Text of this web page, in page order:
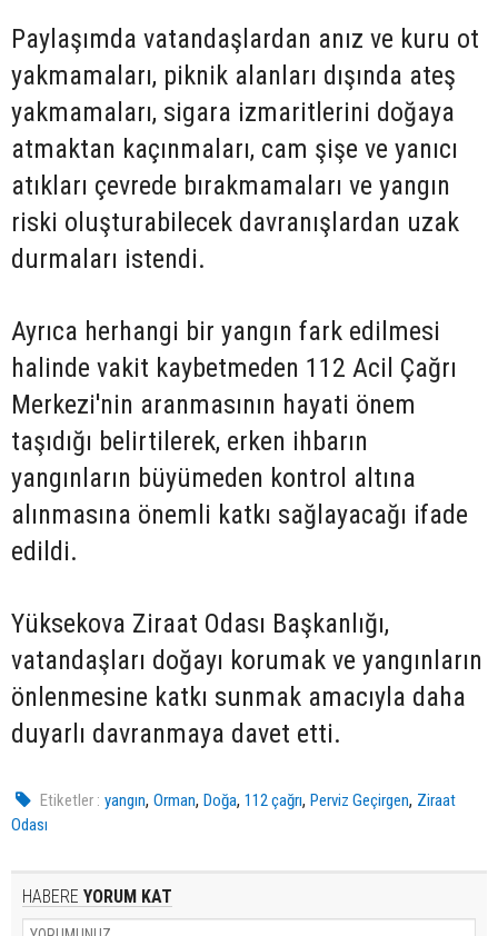
Paylaşımda vatandaşlardan anız ve kuru ot
yakmamaları, piknik alanları dışında ateş
yakmamaları, sigara izmaritlerini doğaya
atmaktan kaçınmaları, cam şişe ve yanıcı
atıkları çevrede bırakmamaları ve yangın
riski oluşturabilecek davranışlardan uzak
durmaları istendi.
Ayrıca herhangi bir yangın fark edilmesi
halinde vakit kaybetmeden 112 Acil Çağrı
Merkezi'nin aranmasının hayati önem
taşıdığı belirtilerek, erken ihbarın
yangınların büyümeden kontrol altına
alınmasına önemli katkı sağlayacağı ifade
edildi.
Yüksekova Ziraat Odası Başkanlığı,
vatandaşları doğayı korumak ve yangınların
önlenmesine katkı sunmak amacıyla daha
duyarlı davranmaya davet etti.
Etiketler : yangın,Orman,Doğa,112 çağrı,Perviz Geçirgen, Ziraat
Odası
HABERE YORUM KAT